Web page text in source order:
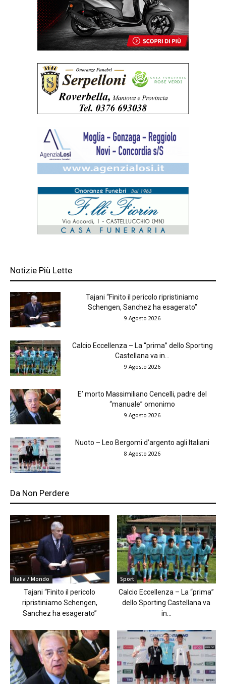
Notizie Più Lette
Tajani “Finito il pericolo ripristiniamo
Schengen, Sanchez ha esagerato”
9 Agosto 2026
Calcio Eccellenza – La “prima” dello Sporting
Castellana va in...
9 Agosto 2026
E’ morto Massimiliano Cencelli, padre del
“manuale” omonimo
9 Agosto 2026
Nuoto – Leo Bergomi d’argento agli Italiani
8 Agosto 2026
Da Non Perdere
Italia / Mondo
Tajani “Finito il pericolo
ripristiniamo Schengen,
Sanchez ha esagerato”
Sport
Calcio Eccellenza – La “prima”
dello Sporting Castellana va
in...